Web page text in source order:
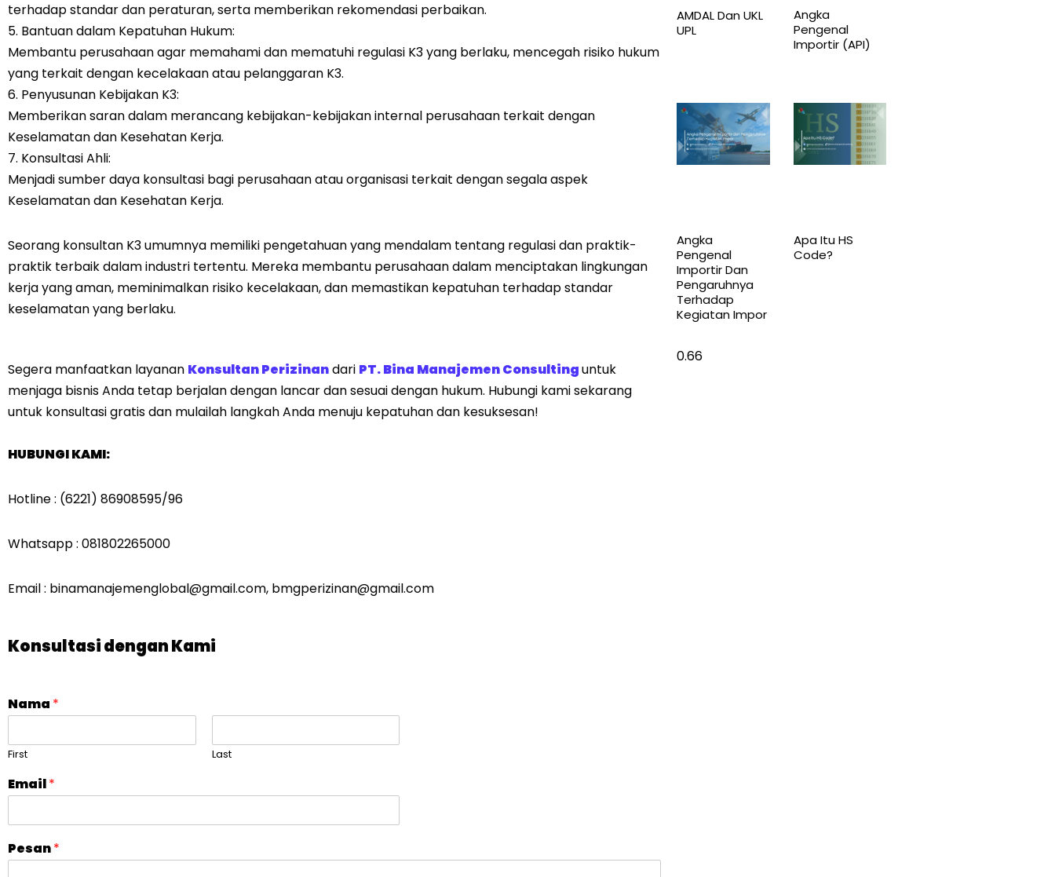
terhadap standar dan peraturan, serta memberikan rekomendasi perbaikan.
5. Bantuan dalam Kepatuhan Hukum:
Membantu perusahaan agar memahami dan mematuhi regulasi K3 yang berlaku, mencegah risiko hukum
yang terkait dengan kecelakaan atau pelanggaran K3.
6. Penyusunan Kebijakan K3:
Memberikan saran dalam merancang kebijakan-kebijakan internal perusahaan terkait dengan
Keselamatan dan Kesehatan Kerja.
7. Konsultasi Ahli:
Menjadi sumber daya konsultasi bagi perusahaan atau organisasi terkait dengan segala aspek
Keselamatan dan Kesehatan Kerja.
Seorang konsultan K3 umumnya memiliki pengetahuan yang mendalam tentang regulasi dan praktik-
praktik terbaik dalam industri tertentu. Mereka membantu perusahaan dalam menciptakan lingkungan
kerja yang aman, meminimalkan risiko kecelakaan, dan memastikan kepatuhan terhadap standar
keselamatan yang berlaku.
Segera manfaatkan layanan Konsultan Perizinandari PT. Bina Manajemen Consultinguntuk
menjaga bisnis Anda tetap berjalan dengan lancar dan sesuai dengan hukum. Hubungi kami sekarang
untuk konsultasi gratis dan mulailah langkah Anda menuju kepatuhan dan kesuksesan!
HUBUNGI KAMI:
Hotline : (6221) 86908595/96
Whatsapp : 081802265000
Email : binamanajemenglobal@gmail.com, bmgperizinan@gmail.com
Konsultasi dengan Kami
Nama *
First Last
Email*
Pesan*
AMDAL Dan UKL
UPL
Angka
Pengenal
Importir (API)
Angka
Pengenal
Importir Dan
Pengaruhnya
Terhadap
Kegiatan Impor
Apa Itu HS
Code?